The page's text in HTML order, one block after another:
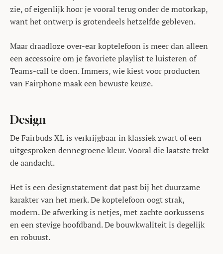
zie, of eigenlijk hoor je vooral terug onder de motorkap,
want het ontwerp is grotendeels hetzelfde gebleven.
Maar draadloze over-ear koptelefoon is meer dan alleen
een accessoire om je favoriete playlist te luisteren of
Teams-call te doen. Immers, wie kiest voor producten
van Fairphone maak een bewuste keuze.
Design
De Fairbuds XL is verkrijgbaar in klassiek zwart of een
uitgesproken dennegroene kleur. Vooral die laatste trekt
de aandacht.
Het is een designstatement dat past bij het duurzame
karakter van het merk. De koptelefoon oogt strak,
modern. De afwerking is netjes, met zachte oorkussens
en een stevige hoofdband. De bouwkwaliteit is degelijk
en robuust.